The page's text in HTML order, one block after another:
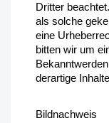
Dritter
als solche
eine
bitten wir um
derartige
Bildnachweis